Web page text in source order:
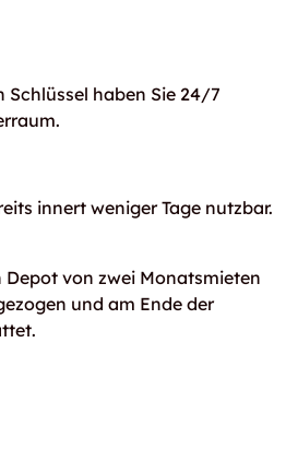
haben Sie 24/7
innert weniger Tage nutzbar.
von zwei Monatsmieten
und am Ende der